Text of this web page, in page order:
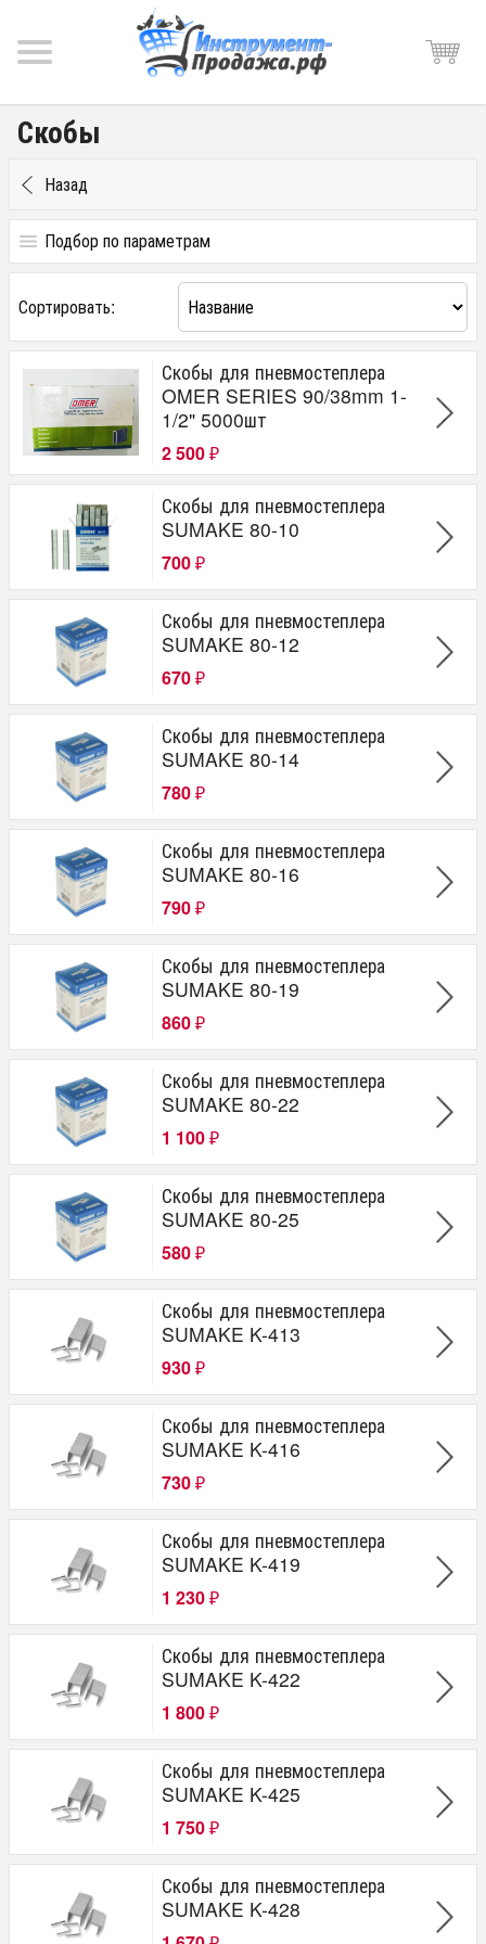
Скобы
Назад
Подбор по параметрам
Цена
от до
Производитель
SUMAKE
Сортировать:
Скобы для пневмостеплера
OMER SERIES 90/38mm 1-
1/2" 5000шт
2 500 ₽
Скобы для пневмостеплера
SUMAKE 80-10
700 ₽
Скобы для пневмостеплера
SUMAKE 80-12
670 ₽
Скобы для пневмостеплера
SUMAKE 80-14
780 ₽
Скобы для пневмостеплера
SUMAKE 80-16
790 ₽
Скобы для пневмостеплера
SUMAKE 80-19
860 ₽
Скобы для пневмостеплера
SUMAKE 80-22
1 100 ₽
Скобы для пневмостеплера
SUMAKE 80-25
580 ₽
Скобы для пневмостеплера
SUMAKE K-413
930 ₽
Скобы для пневмостеплера
SUMAKE K-416
730 ₽
Скобы для пневмостеплера
SUMAKE K-419
1 230 ₽
Скобы для пневмостеплера
SUMAKE K-422
1 800 ₽
Скобы для пневмостеплера
SUMAKE K-425
1 750 ₽
Скобы для пневмостеплера
SUMAKE K-428